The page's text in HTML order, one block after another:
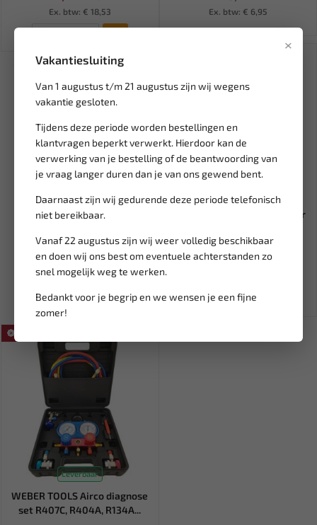
×
Vakantiesluiting
Van 1 augustus t/m 21 augustus zijn wij wegens
vakantie gesloten.
Tijdens deze periode worden bestellingen en
klantvragen beperkt verwerkt. Hierdoor kan de
verwerking van je bestelling of de beantwoording van
je vraag langer duren dan je van ons gewend bent.
Daarnaast zijn wij gedurende deze periode telefonisch
niet bereikbaar.
Vanaf 22 augustus zijn wij weer volledig beschikbaar
en doen wij ons best om eventuele achterstanden zo
snel mogelijk weg te werken.
Bedankt voor je begrip en we wensen je een fijne
zomer!
Ex. btw: € 18,53
Ex. btw: € 6,95
MPM De-Icer ruitenontdooier
5,95
Leverbaar
WEBER TOOLS Airco diagnose
set R407C, R404A, R134A...